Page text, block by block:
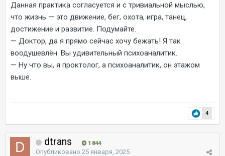
Данная практика согласуется и с тривиальной мыслью,
что жизнь — это движение, бег, охота, игра, танец,
достижение и развитие. Подумайте.
— Доктор, да я прямо сейчас хочу бежать! Я так
воодушевлён. Вы удивительный психоаналитик.
— Ну что вы, я проктолог, а психоаналитик, он этажом
выше.
4
dtrans 1 844
Опубликовано 25 января, 2025